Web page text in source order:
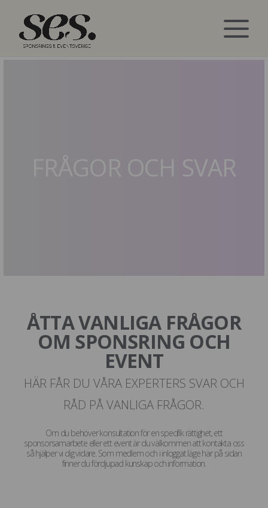
FRÅGOR OCH SVAR
ÅTTA VANLIGA FRÅGOR
OM SPONSRING OCH
EVENT
HÄR FÅR DU VÅRA EXPERTERS SVAR OCH
RÅD PÅ VANLIGA FRÅGOR.
Om du behöver konsultation för en specifik rättighet, ett
sponsorsamarbete eller ett event är du välkommen att kontakta oss
så hjälper vi dig vidare. Som medlem och i inloggat läge här på sidan
finner du fördjupad kunskap och information.